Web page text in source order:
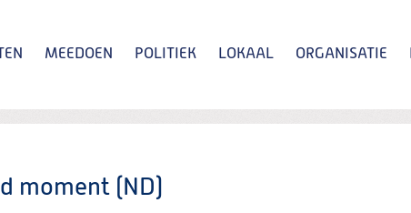
MEEDOEN POLITIEK LOKAAL ORGANISATIE
moment (ND)